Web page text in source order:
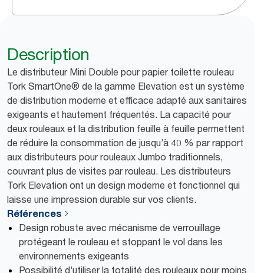
Description
Le distributeur Mini Double pour papier toilette rouleau
Tork SmartOne® de la gamme Elevation est un système
de distribution moderne et efficace adapté aux sanitaires
exigeants et hautement fréquentés. La capacité pour
deux rouleaux et la distribution feuille à feuille permettent
de réduire la consommation de jusqu’à 40 % par rapport
aux distributeurs pour rouleaux Jumbo traditionnels,
couvrant plus de visites par rouleau. Les distributeurs
Tork Elevation ont un design moderne et fonctionnel qui
laisse une impression durable sur vos clients.
Références
Design robuste avec mécanisme de verrouillage
protégeant le rouleau et stoppant le vol dans les
environnements exigeants
Possibilité d’utiliser la totalité des rouleaux pour moins